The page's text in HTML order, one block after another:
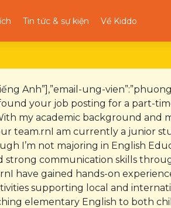
Tin tức & sự kiện Về Kiddo
Anh”],”email-ung-
your job posting for a part-
my academic background and
team.rnI am currently a junior
I’m not majoring in English
strong communication skills
have gained hands-on
supporting local and
elementary English to both